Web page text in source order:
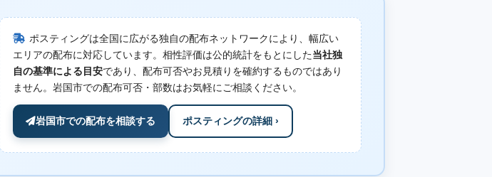
ポスティングは全国に広がる独自の配布ネットワークにより、幅広い
エリアの配布に対応しています。相性評価は公的統計をもとにした当社独
自の基準による目安であり、配布可否やお見積りを確約するものではあり
ません。岩国市での配布可否・部数はお気軽にご相談ください。
岩国市での配布を相談する ポスティングの詳細 ›